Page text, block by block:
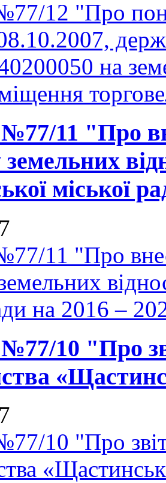
12 "Про
на
11 "Про
міської
11 "Про
на 2016 –
10 "Про
10 "Про